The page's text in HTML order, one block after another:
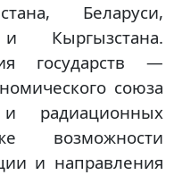
Беларуси,
Кыргызстана.
государств —
союза
радиационных
возможности
и направления